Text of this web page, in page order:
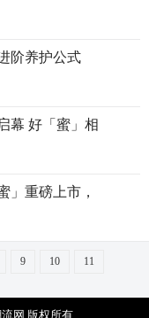
阶养护公式
幕 好「蜜」相
」重磅上市，
9 10
11
网 版权所有